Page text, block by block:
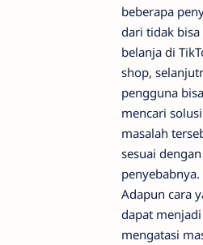
beberapa
dari tidak bisa
belanja di
shop,
pengguna bisa
mencari
masalah
sesuai dengan
penyebabnya.
Adapun cara
dapat
mengatasi